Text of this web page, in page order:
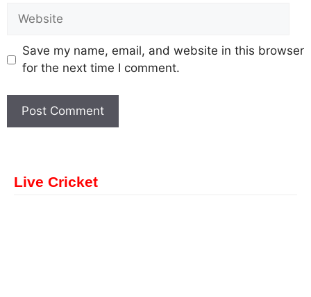
Save my name, email, and website in this browser
for the next time I comment.
Live Cricket